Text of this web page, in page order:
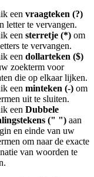
een vraagteken (?)
letter te vervangen.
een sterretje (*) om
te vervangen.
een dollarteken ($)
zoekterm voor
die op elkaar lijken.
een minteken (-) om
uit te sluiten.
een Dubbele
(" ") aan
en einde van uw
om naar de exacte
van woorden te